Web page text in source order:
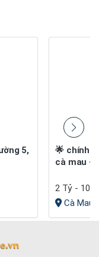
🌟 chính chủ cần bán đất nền happy home
cà mau –
2 Tỷ - 100
Cà Mau,